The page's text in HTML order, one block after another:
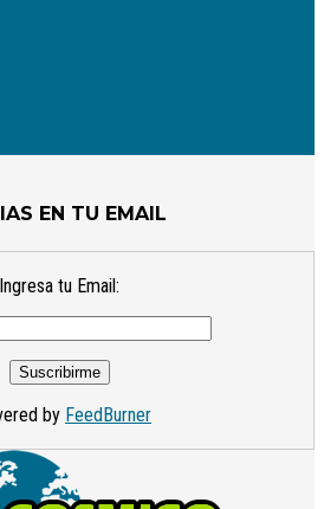
EN TU EMAIL
Ingresa tu Email:
by FeedBurner